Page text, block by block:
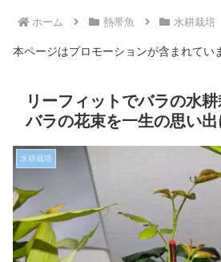
ホーム 熱帯魚 水耕栽培
本ページはプロモーションが含まれてい
リーフィットでバラの水耕
バラの花束を一生の思い出
水耕栽培